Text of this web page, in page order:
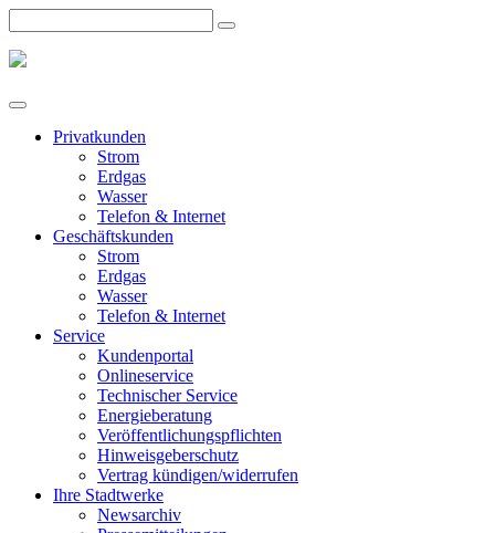
Privatkunden
Strom
Erdgas
Wasser
Telefon & Internet
Geschäftskunden
Strom
Erdgas
Wasser
Telefon & Internet
Service
Kundenportal
Onlineservice
Technischer Service
Energieberatung
Veröffentlichungspflichten
Hinweisgeberschutz
Vertrag kündigen/widerrufen
Ihre Stadtwerke
Newsarchiv